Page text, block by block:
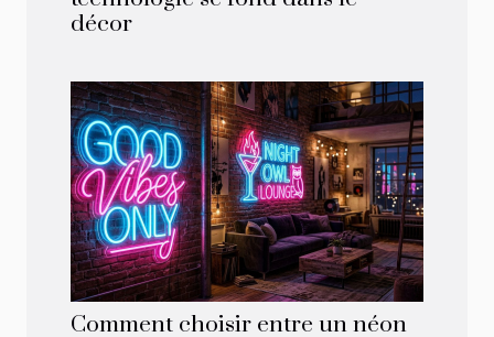
décor
Comment choisir entre un néon